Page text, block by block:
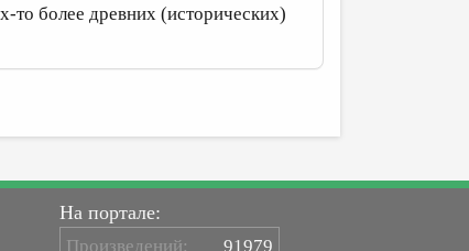
то более древних (исторических)
На портале:
Произведений: 91979